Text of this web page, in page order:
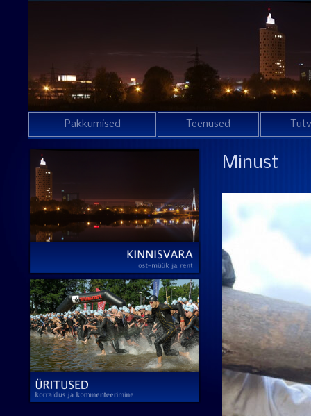
Pakkumised Teenused
Minust